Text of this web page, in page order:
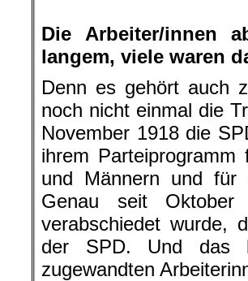
Die Arbeiter/innen
langem, viele waren
Denn es gehört auch
noch nicht einmal die
November 1918 die
ihrem
und Männern und für
Genau seit
verabschiedet wurde,
der SPD. Und das
zugewandten